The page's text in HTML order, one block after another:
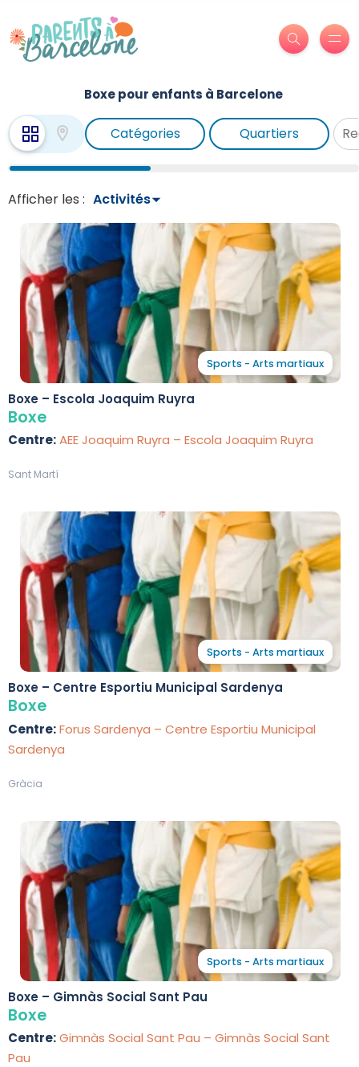
Boxe pour enfants à Barcelone
Catégories Quartiers
Afficher les :
Sports - Arts martiaux
Boxe – Escola Joaquim Ruyra
Boxe
Centre:AEE Joaquim Ruyra – Escola Joaquim Ruyra
Sant Martí
Sports - Arts martiaux
Boxe – Centre Esportiu Municipal Sardenya
Boxe
Centre:Forus Sardenya – Centre Esportiu Municipal
Sardenya
Gràcia
Sports - Arts martiaux
Boxe – Gimnàs Social Sant Pau
Boxe
Centre:Gimnàs Social Sant Pau – Gimnàs Social Sant
Pau